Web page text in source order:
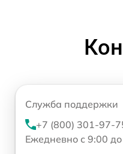
Служба поддержки
+7 (800) 301-97-
Ежедневно с 9:00